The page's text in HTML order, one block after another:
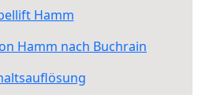
Hamm
Hamm nach Buchrain